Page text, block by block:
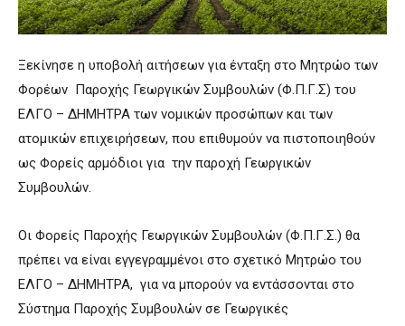
Ξεκίνησε η υποβολή αιτήσεων για ένταξη στο Μητρώο των
Φορέων Παροχής Γεωργικών Συμβουλών (Φ.Π.Γ.Σ) του
ΕΛΓΟ – ΔΗΜΗΤΡΑ των νομικών προσώπων και των
ατομικών επιχειρήσεων, που επιθυμούν να πιστοποιηθούν
ως Φορείς αρμόδιοι για την παροχή Γεωργικών
Συμβουλών.
Οι Φορείς Παροχής Γεωργικών Συμβουλών (Φ.Π.Γ.Σ.) θα
πρέπει να είναι εγγεγραμμένοι στο σχετικό Μητρώο του
ΕΛΓΟ – ΔΗΜΗΤΡΑ, για να μπορούν να εντάσσονται στο
Σύστημα Παροχής Συμβουλών σε Γεωργικές